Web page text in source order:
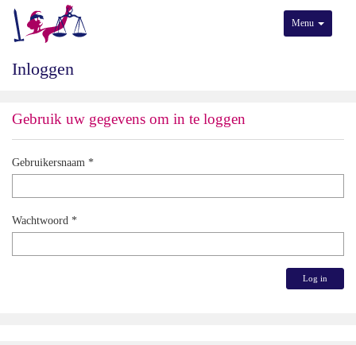
Inloggen
Gebruik uw gegevens om in te loggen
Gebruikersnaam
Wachtwoord
Menu